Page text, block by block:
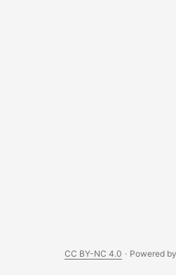
CC BY-NC 4.0 · Powered by